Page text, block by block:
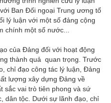
Ban Đối ngoại Trung ương tổ
lý luận với một số đảng cộng
chính một số nước...
của Đảng đối với hoạt động
thành quả quan trọng. Trước
chỉ đạo công tác lý luận, Đảng
lượng xây dựng Đảng về
sắc vai trò tiên phong và sứ
dân tộc. Dưới sự lãnh đạo, chỉ